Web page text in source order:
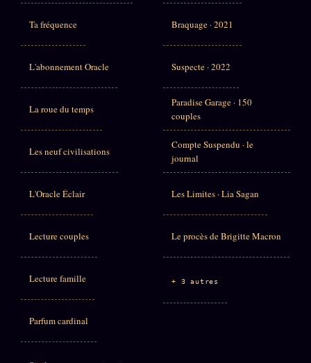
Ta fréquence
L'abonnement Oracle
La roue du temps
Les neuf civilisations
L'Oracle Éclair
Lecture couples
Lecture famille
Parfum cardinal
Braquage · 2021
Suspecte · 2022
Paradise Garage · 150
couples
Compte Suspendu · le
journal
Les Limites · Lia Sagan
Le procès de Brigitte Macron
+ 3 autres